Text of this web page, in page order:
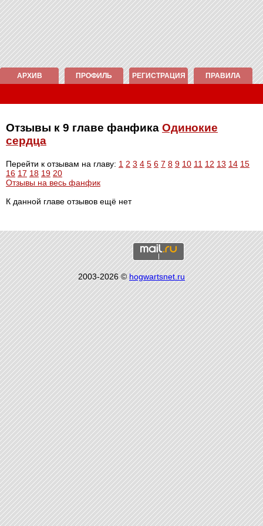
АРХИВ ПРОФИЛЬ РЕГИСТРАЦИЯ ПРАВИЛА
Отзывы к 9 главе фанфика Одинокие
сердца
Перейти к отзывам на главу: 1 2 3 4 5 6 7 8 9 10 11 12 13 14 15
16 17 18 19 20
Отзывы на весь фанфик
К данной главе отзывов ещё нет
2003-2026 ©hogwartsnet.ru